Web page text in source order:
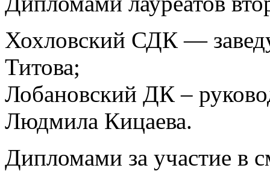
Хохловский СДК —
Титова;
Лобановский ДК –
Людмила Кицаева.
Дипломами за участие в